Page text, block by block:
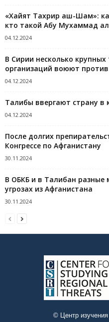
«Хайят Тахрир аш-Шам»:
кто такой Абу Мухаммад
04.12.2024
В Сирии несколько крупных
организаций воюют против
04.12.2024
Талибы ввергают страну в
04.12.2024
После долгих
Конгрессе по Афганистану
30.11.2024
В ОБКБ и в Талибан разные
угрозах из Афганистана
30.11.2024
© Центр изучения